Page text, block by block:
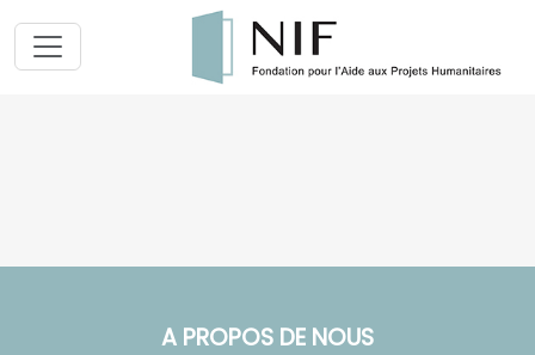
A PROPOS DE NOUS